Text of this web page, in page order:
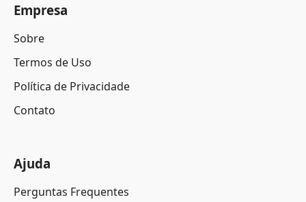
Empresa
Sobre
Termos de Uso
Política de Privacidade
Contato
Ajuda
Perguntas Frequentes